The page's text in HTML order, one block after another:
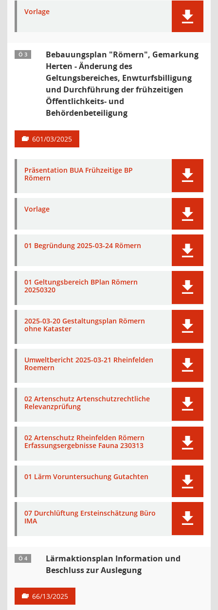
Vorlage
Ö 3
Bebauungsplan "Römern", Gemarkung
Herten - Änderung des
Geltungsbereiches, Enwturfsbilligung
und Durchführung der frühzeitigen
Öffentlichkeits- und
Behördenbeteiligung
601/03/2025
Präsentation BUA Frühzeitige BP
Römern
Vorlage
01 Begründung 2025-03-24 Römern
01 Geltungsbereich BPlan Römern
20250320
2025-03-20 Gestaltungsplan Römern
ohne Kataster
Umweltbericht 2025-03-21 Rheinfelden
Roemern
02 Artenschutz Artenschutzrechtliche
Relevanzprüfung
02 Artenschutz Rheinfelden Römern
Erfassungsergebnisse Fauna 230313
01 Lärm Voruntersuchung Gutachten
07 Durchlüftung Ersteinschätzung Büro
IMA
Ö 4
Lärmaktionsplan Information und
Beschluss zur Auslegung
66/13/2025